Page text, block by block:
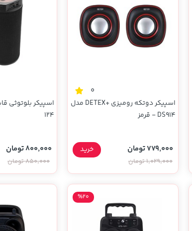
0
اسپیکر دوتکه رومیزی +DETEX مدل
DS914 - قرمز
779,000 تومان
1,029,000 تومان
خرید
124
800,000 تومان
850,000 تومان
%20